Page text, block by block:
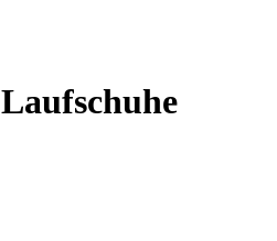
Laufschuhe